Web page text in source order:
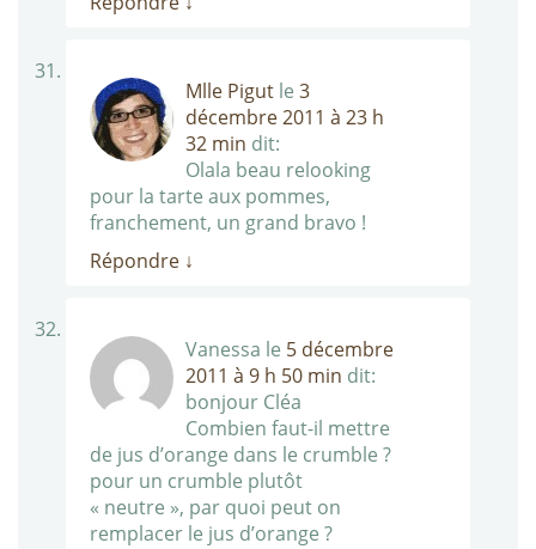
Mlle Pigut le 3
décembre 2011 à 23 h
32 min dit:
Olala beau relooking
pour la tarte aux pommes,
franchement, un grand bravo !
Répondre ↓
Vanessa le 5 décembre
2011 à 9 h 50 min dit:
bonjour Cléa
Combien faut-il mettre
de jus d’orange dans le crumble ?
pour un crumble plutôt
« neutre », par quoi peut on
remplacer le jus d’orange ?